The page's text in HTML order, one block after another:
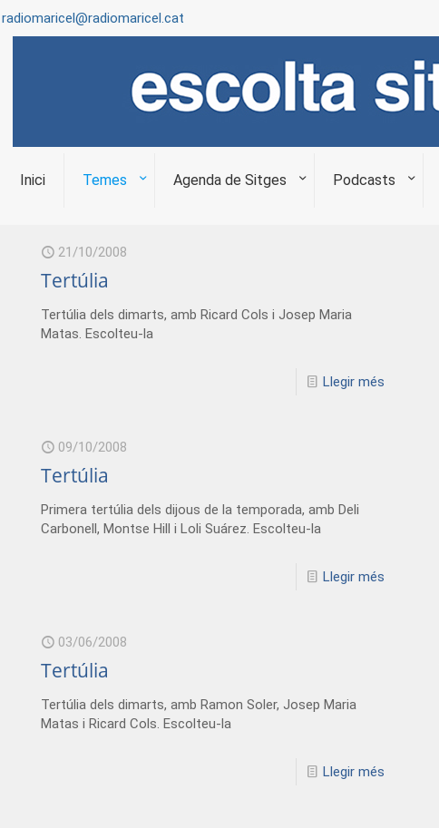
radiomaricel@radiomaricel.cat
Inici Temes Agenda de Sitges Podcasts
21/10/2008
Tertúlia
Tertúlia dels dimarts, amb Ricard Cols i Josep Maria
Matas. Escolteu-la
Llegir més
09/10/2008
Tertúlia
Primera tertúlia dels dijous de la temporada, amb Deli
Carbonell, Montse Hill i Loli Suárez. Escolteu-la
Llegir més
03/06/2008
Tertúlia
Tertúlia dels dimarts, amb Ramon Soler, Josep Maria
Matas i Ricard Cols. Escolteu-la
Llegir més